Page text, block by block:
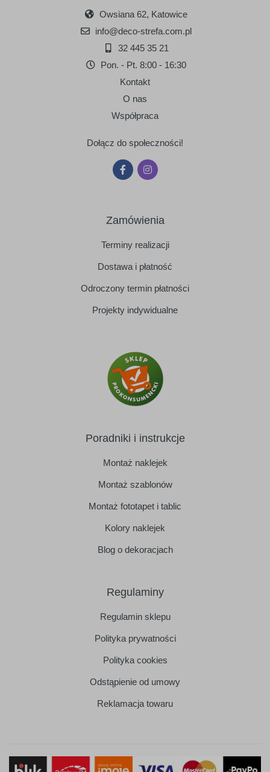
Owsiana 62, Katowice
info@deco-strefa.com.pl
32 445 35 21
Pon. - Pt. 8:00 - 16:30
Kontakt
O nas
Współpraca
Dołącz do społeczności!
Zamówienia
Terminy realizacji
Dostawa i płatność
Odroczony termin płatności
Projekty indywidualne
Poradniki i instrukcje
Montaż naklejek
Montaż szablonów
Montaż fototapet i tablic
Kolory naklejek
Blog o dekoracjach
Regulaminy
Regulamin sklepu
Polityka prywatności
Polityka cookies
Odstąpienie od umowy
Reklamacja towaru